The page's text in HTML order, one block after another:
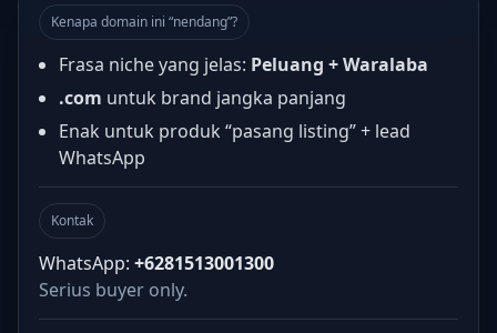
Kenapa domain ini “nendang”?
Frasa niche yang jelas: Peluang + Waralaba
.com untuk brand jangka panjang
Enak untuk produk “pasang listing” + lead
WhatsApp
Kontak
WhatsApp: +6281513001300
Serius buyer only.